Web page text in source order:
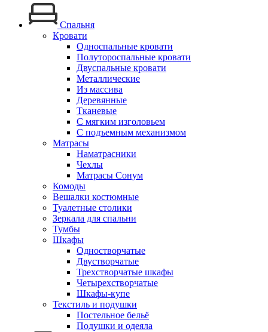
Спальня
Кровати
Односпальные кровати
Полутороспальные кровати
Двуспальные кровати
Металлические
Из массива
Деревянные
Тканевые
С мягким изголовьем
С подъемным механизмом
Матрасы
Наматрасники
Чехлы
Матрасы Сонум
Комоды
Вешалки костюмные
Туалетные столики
Зеркала для спальни
Тумбы
Шкафы
Одностворчатые
Двустворчатые
Трехстворчатые шкафы
Четырехстворчатые
Шкафы-купе
Текстиль и подушки
Постельное бельё
Подушки и одеяла